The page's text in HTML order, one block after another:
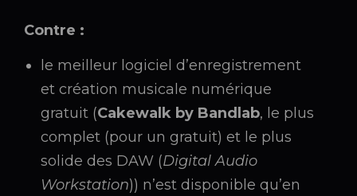
Contre :
le meilleur logiciel d’enregistrement
et création musicale numérique
gratuit (Cakewalk by Bandlab, le plus
complet (pour un gratuit) et le plus
solide des DAW (Digital Audio
Workstation)) n’est disponible qu’en